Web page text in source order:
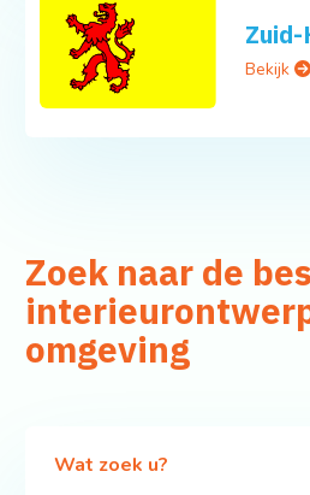
Bekijk
Zoek naar de
omgeving
Wat zoek u?